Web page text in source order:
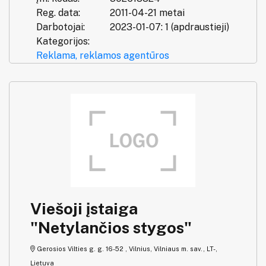
Reg. data:
2011-04-21 metai
Darbotojai:
2023-01-07: 1 (apdraustieji)
Kategorijos:
Reklama, reklamos agentūros
Viešoji įstaiga
"Netylančios stygos"
Gerosios Vilties g. g. 16-52 , Vilnius, Vilniaus m. sav., LT-,
Lietuva